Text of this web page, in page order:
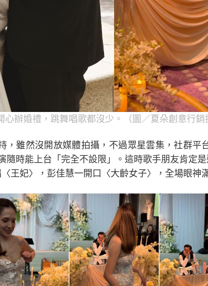
心辦婚禮，跳舞唱歌都沒少。（圖／夏朵創意行銷
，雖然沒開放媒體拍攝，不過眾星雲集，社群平
隨時能上台「完全不設限」。這時歌手朋友肯定
王妃〉，彭佳慧一開口〈大齡女子〉，全場眼神